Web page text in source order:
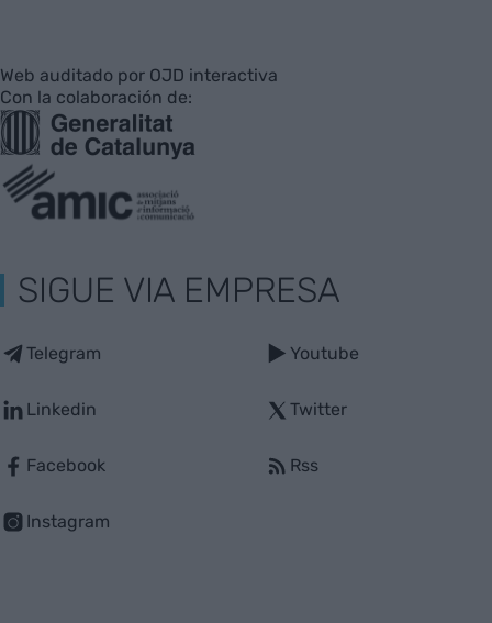
Web auditado por OJD interactiva
Con la colaboración de:
SIGUE VIA EMPRESA
Telegram
Linkedin
Facebook
Instagram
Youtube
Twitter
Rss